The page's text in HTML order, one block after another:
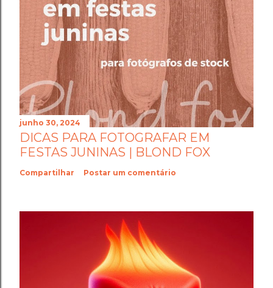
junho 30, 2024
DICAS PARA FOTOGRAFAR EM
FESTAS JUNINAS | BLOND FOX
Compartilhar Postar um comentário